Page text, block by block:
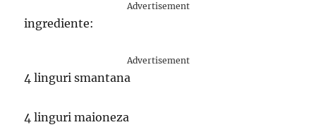
Advertisement
ingrediente:
Advertisement
4 linguri smantana
4 linguri maioneza